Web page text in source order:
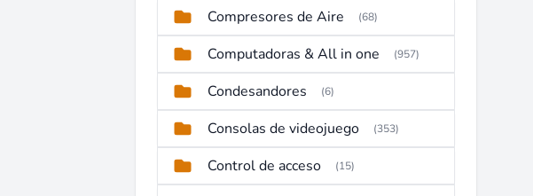
Compresores de Aire (68)
Computadoras & All in one (957)
Condesandores (6)
Consolas de videojuego (353)
Control de acceso (15)